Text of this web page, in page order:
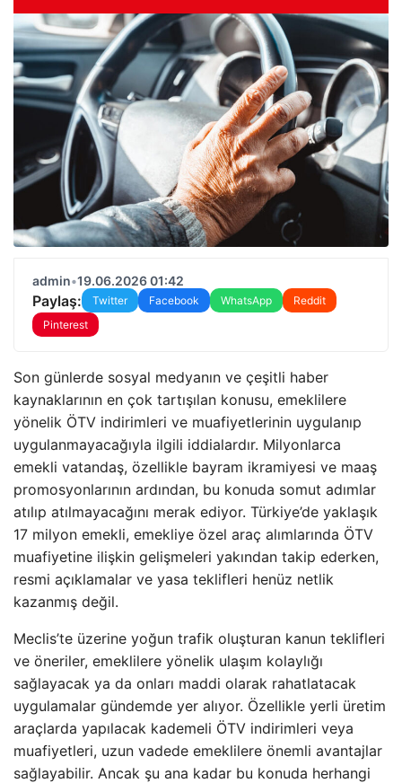
admin•19.06.2026 01:42
Paylaş: Twitter Facebook WhatsApp
Reddit
Pinterest
Son günlerde sosyal medyanın ve çeşitli haber
kaynaklarının en çok tartışılan konusu, emeklilere
yönelik ÖTV indirimleri ve muafiyetlerinin uygulanıp
uygulanmayacağıyla ilgili iddialardır. Milyonlarca
emekli vatandaş, özellikle bayram ikramiyesi ve maaş
promosyonlarının ardından, bu konuda somut adımlar
atılıp atılmayacağını merak ediyor. Türkiye’de yaklaşık
17 milyon emekli, emekliye özel araç alımlarında ÖTV
muafiyetine ilişkin gelişmeleri yakından takip ederken,
resmi açıklamalar ve yasa teklifleri henüz netlik
kazanmış değil.
Meclis’te üzerine yoğun trafik oluşturan kanun teklifleri
ve öneriler, emeklilere yönelik ulaşım kolaylığı
sağlayacak ya da onları maddi olarak rahatlatacak
uygulamalar gündemde yer alıyor. Özellikle yerli üretim
araçlarda yapılacak kademeli ÖTV indirimleri veya
muafiyetleri, uzun vadede emeklilere önemli avantajlar
sağlayabilir. Ancak şu ana kadar bu konuda herhangi